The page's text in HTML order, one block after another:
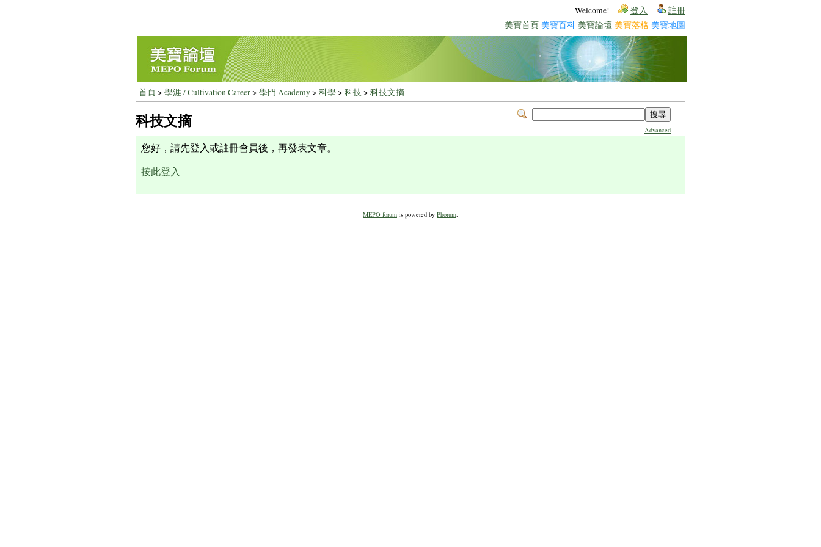
Welcome! 登入 註冊
美寶首頁 美寶百科 美寶論壇 美寶落格 美寶地圖
首頁> 學涯 / Cultivation Career> 學門 Academy> 科學> 科技> 科技文摘
Advanced
科技文摘
您好，請先登入或註冊會員後，再發表文章。
按此登入
MEPO forum is powered by Phorum.